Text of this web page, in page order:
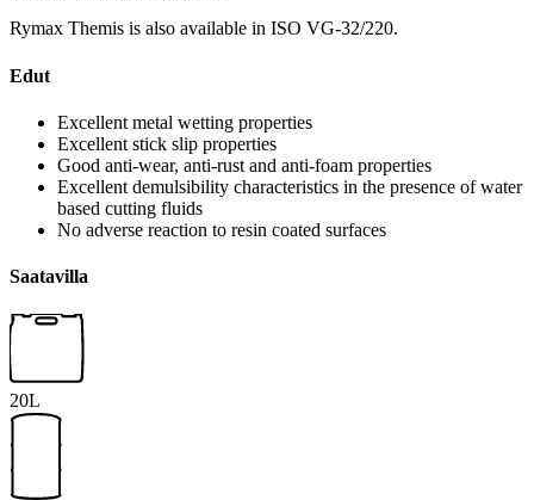
Rymax Themis is also available in ISO VG-32/220.
Edut
Excellent metal wetting properties
Excellent stick slip properties
Good anti-wear, anti-rust and anti-foam properties
Excellent demulsibility characteristics in the presence of water
based cutting fluids
No adverse reaction to resin coated surfaces
Saatavilla
20L